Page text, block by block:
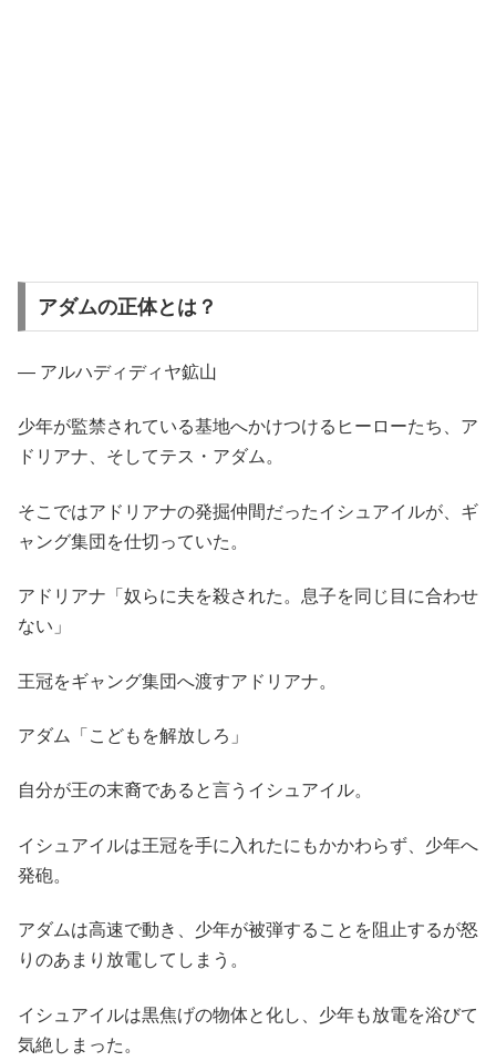
アダムの正体とは？
― アルハディディヤ鉱山
少年が監禁されている基地へかけつけるヒーローたち、ア
ドリアナ、そしてテス・アダム。
そこではアドリアナの発掘仲間だったイシュアイルが、ギ
ャング集団を仕切っていた。
アドリアナ「奴らに夫を殺された。息子を同じ目に合わせ
ない」
王冠をギャング集団へ渡すアドリアナ。
アダム「こどもを解放しろ」
自分が王の末裔であると言うイシュアイル。
イシュアイルは王冠を手に入れたにもかかわらず、少年へ
発砲。
アダムは高速で動き、少年が被弾することを阻止するが怒
りのあまり放電してしまう。
イシュアイルは黒焦げの物体と化し、少年も放電を浴びて
気絶しまった。